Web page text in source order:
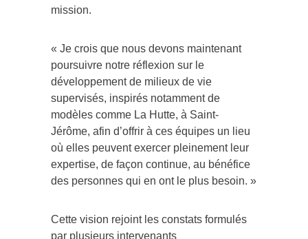
mission.
« Je crois que nous devons maintenant
poursuivre notre réflexion sur le
développement de milieux de vie
supervisés, inspirés notamment de
modèles comme La Hutte, à Saint-
Jérôme, afin d’offrir à ces équipes un lieu
où elles peuvent exercer pleinement leur
expertise, de façon continue, au bénéfice
des personnes qui en ont le plus besoin. »
Cette vision rejoint les constats formulés
par plusieurs intervenants